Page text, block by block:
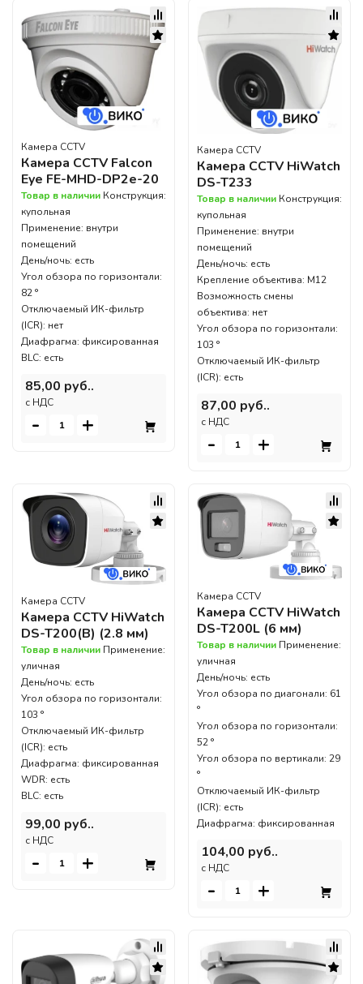
Камера CCTV
Камера CCTV Falcon
Eye FE-MHD-DP2e-20
Товар в наличии Конструкция:
купольная
Применение: внутри
помещений
День/ночь: есть
Угол обзора по горизонтали:
82 °
Отключаемый ИК-фильтр
(ICR): нет
Диафрагма: фиксированная
BLC: есть
85,00 руб..
c НДС
- +
Камера CCTV
Камера CCTV HiWatch
DS-T233
Товар в наличии Конструкция:
купольная
Применение: внутри
помещений
День/ночь: есть
Крепление объектива: M12
Возможность смены
объектива: нет
Угол обзора по горизонтали:
103 °
Отключаемый ИК-фильтр
(ICR): есть
87,00 руб..
c НДС
- +
Камера CCTV
Камера CCTV HiWatch
DS-T200(B) (2.8 мм)
Товар в наличии Применение:
уличная
День/ночь: есть
Угол обзора по горизонтали:
103 °
Отключаемый ИК-фильтр
(ICR): есть
Диафрагма: фиксированная
WDR: есть
BLC: есть
99,00 руб..
c НДС
- +
Камера CCTV
Камера CCTV HiWatch
DS-T200L (6 мм)
Товар в наличии Применение:
уличная
День/ночь: есть
Угол обзора по диагонали: 61
°
Угол обзора по горизонтали:
52 °
Угол обзора по вертикали: 29
°
Отключаемый ИК-фильтр
(ICR): есть
Диафрагма: фиксированная
104,00 руб..
c НДС
- +